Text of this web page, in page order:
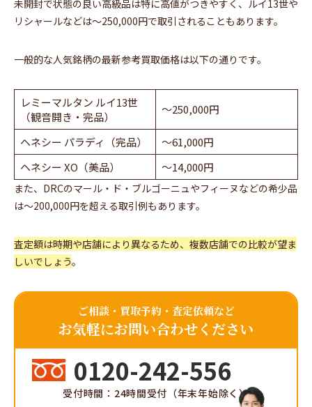
未開封で状態の良い高級品は特に高値がつきやすく、ルイ13世や
リシャールなどは～250,000円で取引されることもあります。
一般的な人気銘柄の最新参考買取価格は以下の通りです。
レミーマルタン ルイ13世
（観音開き・完品）
～250,000円
ヘネシー パラディ（完品）
～61,000円
ヘネシー XO（美品）
～14,000円
また、DRCのマール・ド・ブルゴーニュやフィーヌなどの希少品
は～200,000円を超える取引例もあります。
査定額は時期や店舗により異なるため、複数店舗での比較が望ま
しいでしょう。
ご相談・買取予約・査定依頼など
お気軽にお問い合わせください
0120-242-556
受付時間：24時間受付（年末年始除く）